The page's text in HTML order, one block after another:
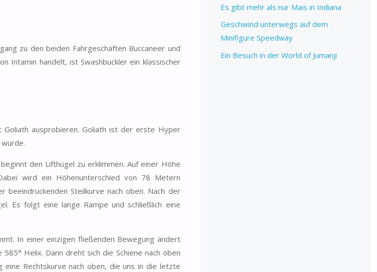
zu den beiden Fahrgeschäften Buccaneer und
Intamin handelt, ist Swashbuckler ein klassischer
Goliath ausprobieren. Goliath ist der erste Hyper
den Lifthügel zu erklimmen. Auf einer Höhe
wird ein Höhenunterschied von 78 Metern
Steilkurve nach oben. Nach der
Es folgt eine lange Rampe und schließlich eine
In einer einzigen fließenden Bewegung ändert
Helix. Dann dreht sich die Schiene nach oben
Rechtskurve nach oben, die uns in die letzte
Es gibt mehr als nur Mais in Indiana
Geschwind unterwegs auf dem
Minifigure Speedway
Ein Besuch in der World of Jumanji